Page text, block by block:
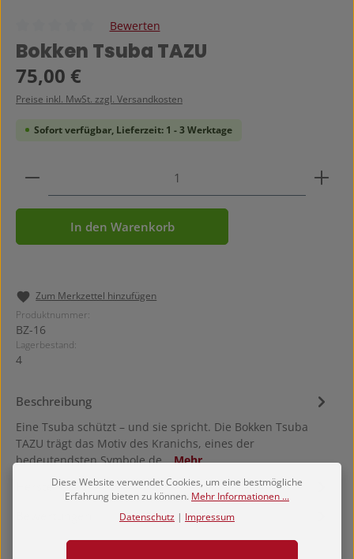
Durchschnittliche Bewertung von 0 von 5 Sternen
Bewerten
Bokken Tsuba TAZU
Regulärer Preis:
75,00 €
Preise inkl. MwSt. zzgl. Versandkosten
Sofort verfügbar, Lieferzeit: 1 - 3 Werktage
Produkt Anzahl: Gib den gewünschten Wert ein
In den Warenkorb
Zum Merkzettel hinzufügen
Produktnummer:
BZ-16
Lagerbestand:
4
Beschreibung
Eine Tsuba schützt – und sie spricht. Die Bokken Tsuba
TAZU trägt das Motiv des Kranichs, eines der
bedeutendsten Symbole de…Mehr
HerstellerDiese Website verwendet Cookies, um eine bestmögliche
Erfahrung bieten zu können. Mehr Informationen ...
Datenschutz | Impressum